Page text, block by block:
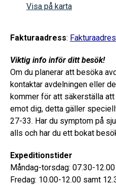
Visa på karta
Fakturaadress:
Viktig info inför ditt besök!
Om du planerar att besöka
kontaktar avdelningen eller
kommer för att säkerställa
emot dig, detta gäller
27-33. Har du symptom på
alls och har du ett bokat
Expeditionstider
Måndag-torsdag: 07.30-
Fredag: 10.00-12.00 samt